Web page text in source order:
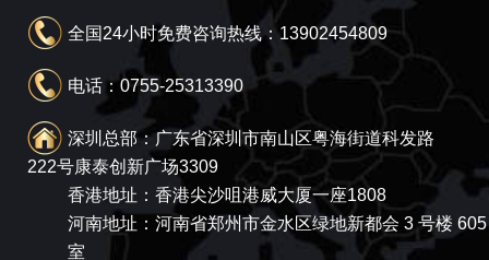
全国24小时免费咨询热线：13902454809
电话：0755-25313390
深圳总部：广东省深圳市南山区粤海街道科发路
222号康泰创新广场3309
香港地址：香港尖沙咀港威大厦一座1808
河南地址：河南省郑州市金水区绿地新都会 3 号楼 605
室